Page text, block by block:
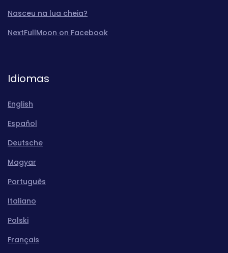
Nasceu na lua cheia?
NextFullMoon on Facebook
Idiomas
English
Español
Deutsche
Magyar
Português
Italiano
Polski
Français